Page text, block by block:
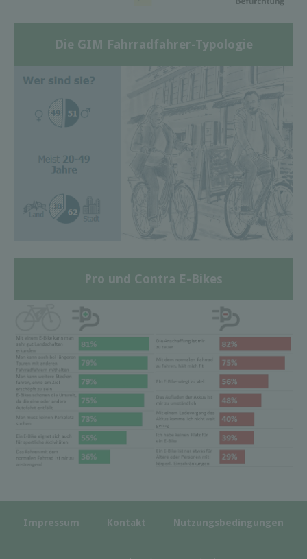
Die GIM Fahrradfahrer-Typologie
Pro und Contra E-Bikes
Impressum Kontakt Nutzungsbedingungen